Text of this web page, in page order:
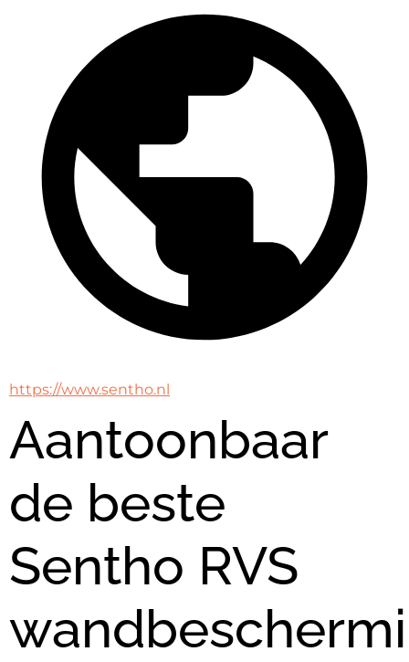
https://www.sentho.nl
Aantoonbaar
de beste
Sentho RVS